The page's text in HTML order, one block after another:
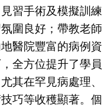
習手術及模擬訓練
圍良好；帶教老師
醫院豐富的病例資
全方位提升了學員
其在罕見病處理、
巧等收穫顯著。個